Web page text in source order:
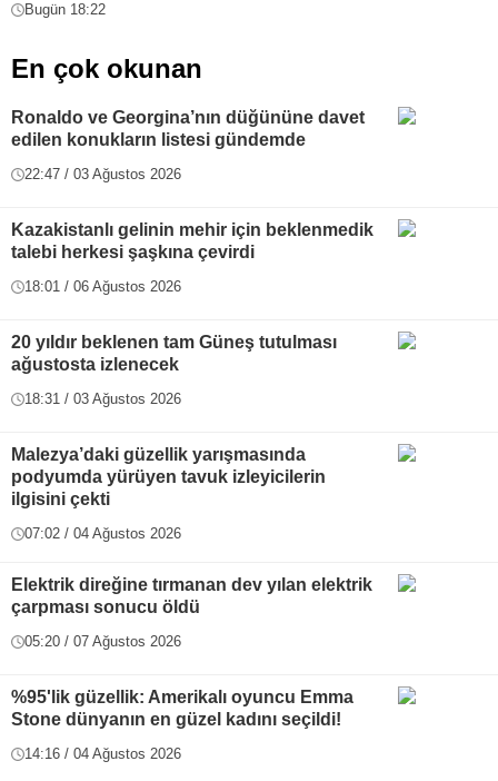
Bugün 18:22
En çok okunan
Ronaldo ve Georgina’nın düğününe davet
edilen konukların listesi gündemde
22:47 / 03 Ağustos 2026
Kazakistanlı gelinin mehir için beklenmedik
talebi herkesi şaşkına çevirdi
18:01 / 06 Ağustos 2026
20 yıldır beklenen tam Güneş tutulması
ağustosta izlenecek
18:31 / 03 Ağustos 2026
Malezya’daki güzellik yarışmasında
podyumda yürüyen tavuk izleyicilerin
ilgisini çekti
07:02 / 04 Ağustos 2026
Elektrik direğine tırmanan dev yılan elektrik
çarpması sonucu öldü
05:20 / 07 Ağustos 2026
%95'lik güzellik: Amerikalı oyuncu Emma
Stone dünyanın en güzel kadını seçildi!
14:16 / 04 Ağustos 2026